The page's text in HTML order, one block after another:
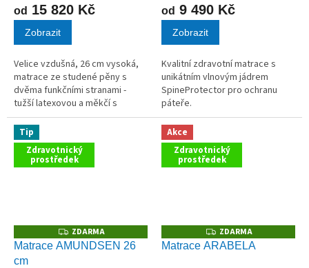
od 15 820 Kč
Zobrazit
Velice vzdušná, 26 cm vysoká,
matrace ze studené pěny s
dvěma funkčními stranami -
tužší latexovou a měkčí s
paměťovou pěnou.
od 9 490 Kč
Zobrazit
Kvalitní zdravotní matrace s
unikátním vlnovým jádrem
SpineProtector pro ochranu
páteře.
Tip
Zdravotnický
prostředek
Z
D
A
ZDARMA
Matrace AMUNDSEN 26
cm
Akce
Zdravotnický
prostředek
Z
D
A
ZDARMA
Matrace ARABELA